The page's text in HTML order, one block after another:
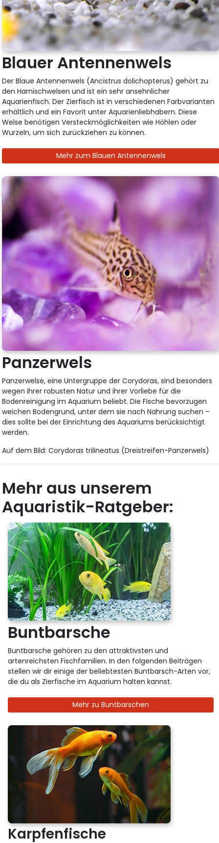
Blauer Antennenwels
Der Blaue Antennenwels (Ancistrus dolichopterus) gehört zu
den Harnischwelsen und ist ein sehr ansehnlicher
Aquarienfisch. Der Zierfisch ist in verschiedenen Farbvarianten
erhältlich und ein Favorit unter Aquarienliebhabern. Diese
Welse benötigen Versteckmöglichkeiten wie Höhlen oder
Wurzeln, um sich zurückziehen zu können.
Mehr zum Blauen Antennenwels
Panzerwels
Panzerwelse, eine Untergruppe der Corydoras, sind besonders
wegen ihrer robusten Natur und ihrer Vorliebe für die
Bodenreinigung im Aquarium beliebt. Die Fische bevorzugen
weichen Bodengrund, unter dem sie nach Nahrung suchen –
dies sollte bei der Einrichtung des Aquariums berücksichtigt
werden.
Auf dem Bild: Corydoras trilineatus (Dreistreifen-Panzerwels)
Mehr aus unserem
Aquaristik-Ratgeber:
Buntbarsche
Buntbarsche gehören zu den attraktivsten und
artenreichsten Fischfamilien. In den folgenden Beiträgen
stellen wir dir einige der beliebtesten Buntbarsch-Arten vor,
die du als Zierfische im Aquarium halten kannst.
Mehr zu Buntbarschen
Karpfenfische